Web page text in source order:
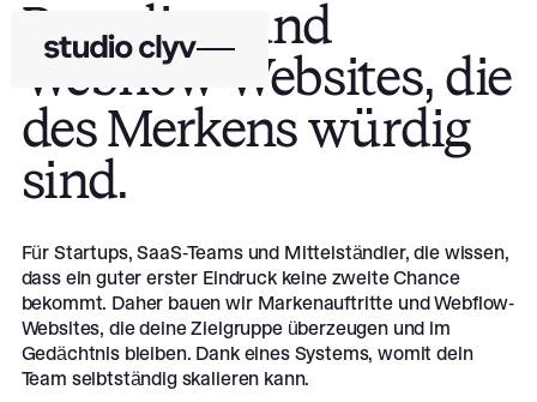
Branding und
Webflow Websites, die
des Merkens würdig
sind.
Für Startups, SaaS-Teams und Mittelständler, die wissen,
dass ein guter erster Eindruck keine zweite Chance
bekommt. Daher bauen wir Markenauftritte und Webflow-
Websites, die deine Zielgruppe überzeugen und im
Gedächtnis bleiben. Dank eines Systems, womit dein
Team selbtständig skalieren kann.